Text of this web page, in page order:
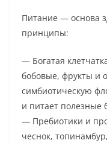
Питание — основа
принципы:
— Богатая
бобовые, фрукты и
симбиотическую
и питает полезные
— Пребиотики и
чеснок,